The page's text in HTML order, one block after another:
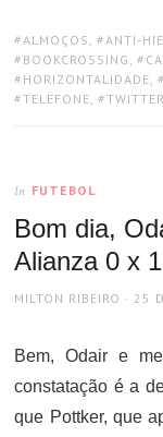
TAGS:
ALMOÇOS , ANTI-
BOOKCROSSING ,
HORIZONTALIDADE,
TELEFONE, TWITTER
In FUTEBOL
Bom dia,
Alianza 0 x
AUTHOR
MILTON RIBEIRO 25
Bem, Odair e
constatação é a
que Pottker, que